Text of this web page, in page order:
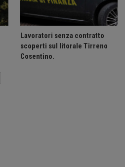
Lavoratori senza contratto
scoperti sul litorale Tirreno
Cosentino.